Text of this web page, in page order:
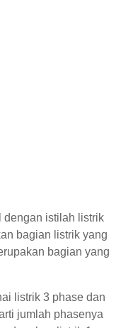
dengan istilah listrik
bagian listrik yang
bagian yang
listrik 3 phase dan
jumlah phasenya